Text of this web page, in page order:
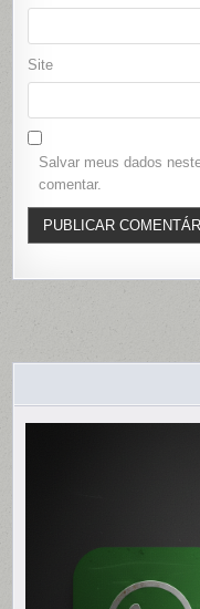
Site
Salvar meus dados
comentar.